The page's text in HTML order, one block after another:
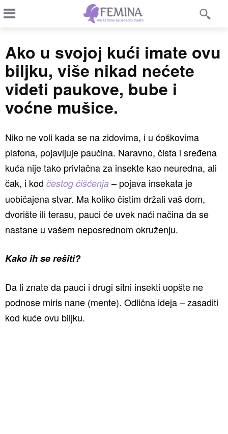
Ako u svojoj kući imate ovu
biljku, više nikad nećete
videti paukove, bube i
voćne mušice.
Niko ne voli kada se na zidovima, i u ćoškovima
plafona, pojavljuje paučina. Naravno, čista i sređena
kuća nije tako privlačna za insekte kao neuredna, ali
čak, i kod čestog čišćenja – pojava insekata je
uobičajena stvar. Ma koliko čistim držali vaš dom,
dvorište ili terasu, pauci će uvek naći načina da se
nastane u vašem neposrednom okruženju.
Kako ih se rešiti?
Da li znate da pauci i drugi sitni insekti uopšte ne
podnose miris nane (mente). Odlična ideja – zasaditi
kod kuće ovu biljku.